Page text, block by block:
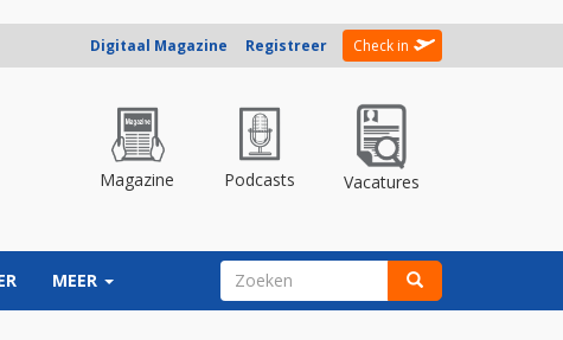
Digitaal Magazine Registreer Check in
Magazine Podcasts Vacatures
MEER ZOEKVELD